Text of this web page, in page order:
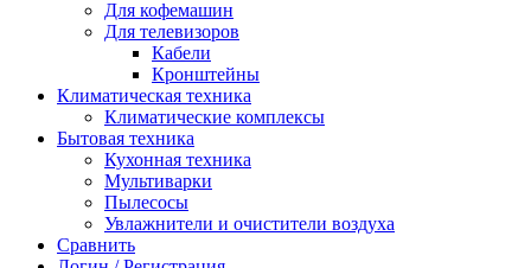
Для кофемашин
Для телевизоров
Кабели
Кронштейны
Климатическая техника
Климатические комплексы
Бытовая техника
Кухонная техника
Мультиварки
Пылесосы
Увлажнители и очистители воздуха
Сравнить